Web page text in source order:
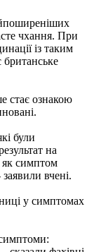
чхання. При
із таким
стає ознакою
були
на
як симптом
вчені.
у симптомах